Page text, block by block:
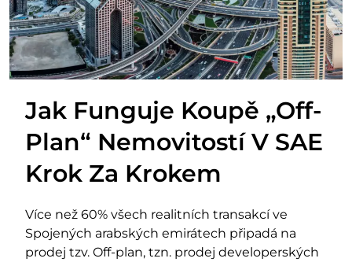
Jak Funguje Koupě „Off-
Plan“ Nemovitostí V SAE
Krok Za Krokem
Více než 60% všech realitních transakcí ve
Spojených arabských emirátech připadá na
prodej tzv. Off-plan, tzn. prodej developerských